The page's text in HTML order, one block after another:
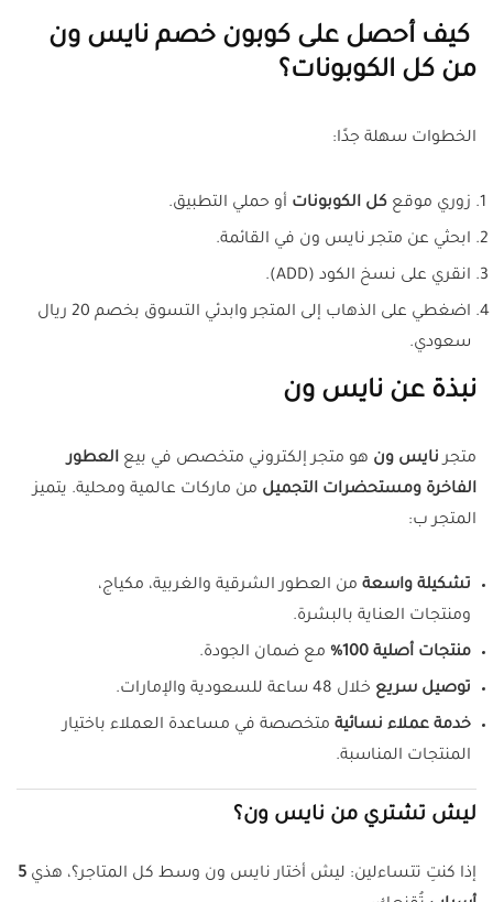
كيف أحصل على كوبون خصم نايس ون
من كل الكوبونات؟
الخطوات سهلة جدًا:
زوري موقع كل الكوبونات أو حملي التطبيق.
ابحثي عن متجر نايس ون في القائمة.
انقري على نسخ الكود (ADD).
اضغطي على الذهاب إلى المتجر وابدئي التسوق بخصم 20 ريال
سعودي.
نبذة عن نايس ون
متجرنايس ون هو متجر إلكتروني متخصص في بيع العطور
الفاخرة ومستحضرات التجميل من ماركات عالمية ومحلية. يتميز
المتجر ب:
تشكيلة واسعة من العطور الشرقية والغربية، مكياج،
ومنتجات العناية بالبشرة.
منتجات أصلية 100% مع ضمان الجودة.
توصيل سريع خلال 48 ساعة للسعودية والإمارات.
خدمة عملاء نسائية متخصصة في مساعدة العملاء باختيار
المنتجات المناسبة.
ليش تشتري من نايس ون؟
إذا كنتِ تتساءلين: ليش أختار نايس ون وسط كل المتاجر؟، هذي 5